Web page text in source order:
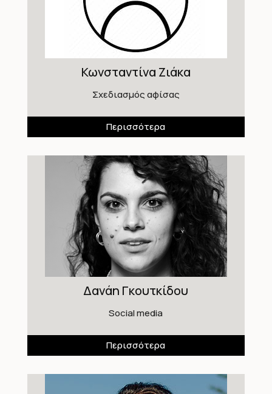
Κωνσταντίνα Ζιάκα
Σχεδιασμός αφίσας
Περισσότερα
Δανάη Γκουτκίδου
Social media
Περισσότερα